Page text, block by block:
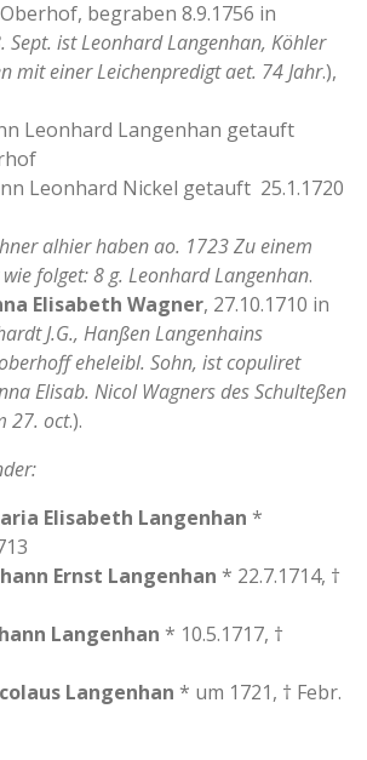
begraben 8.9.1756 in
Sept. ist Leonhard Langenhan, Köhler
mit einer Leichenpredigt aet. 74 Jahr.),
Leonhard Langenhan getauft
Leonhard Nickel getauft 25.1.1720
alhier haben ao. 1723 Zu einem
folget: 8 g. Leonhard Langenhan.
Elisabeth Wagner, 27.10.1710 in
J.G., Hanßen Langenhains
eheleibl. Sohn, ist copuliret
Elisab. Nicol Wagners des Schulteßen
27. oct.).
Elisabeth Langenhan *
Ernst Langenhan * 22.7.1714, †
Langenhan * 10.5.1717, †
Langenhan * um 1721, † Febr.